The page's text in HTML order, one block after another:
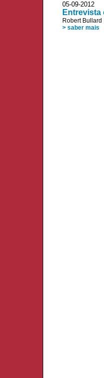
05-09-
Entrevista
Robert Bullard
> saber mais